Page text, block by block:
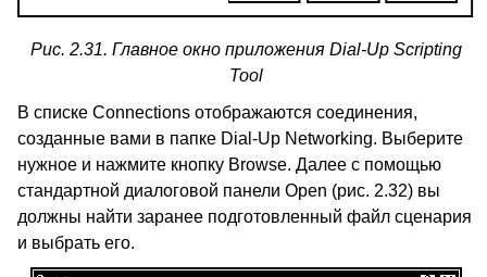
Рис. 2.31. Главное окно приложения Dial-Up Scripting
Tool
В списке Connections отображаются соединения,
созданные вами в папке Dial-Up Networking. Выберите
нужное и нажмите кнопку Browse. Далее с помощью
стандартной диалоговой панели Open (рис. 2.32) вы
должны найти заранее подготовленный файл сценария
и выбрать его.